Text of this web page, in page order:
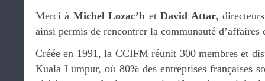
Merci à Michel Lozac’h etDavid Attar,
ainsi permis de rencontrer la communauté d’affaires
Créée en 1991, la CCIFM réunit 300 membres et
Kuala Lumpur, où 80% des entreprises françaises